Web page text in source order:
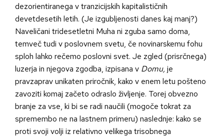
dezorientiranega v tranzicijskih kapitalističnih
devetdesetih letih. (Je izgubljenosti danes kaj manj?)
Naveličani tridesetletni Muha ni zguba samo doma,
temveč tudi v poslovnem svetu, če novinarskemu fohu
sploh lahko rečemo poslovni svet. Je zgled (prisrčnega)
luzerja in njegova zgodba, izpisana v Domu, je
pravzaprav unikaten priročnik, kako v enem letu pošteno
zavoziti komaj začeto odraslo življenje. Torej obvezno
branje za vse, ki bi se radi naučili (mogoče tokrat za
spremembo ne na lastnem primeru) naslednje: kako se
proti svoji volji iz relativno velikega trisobnega